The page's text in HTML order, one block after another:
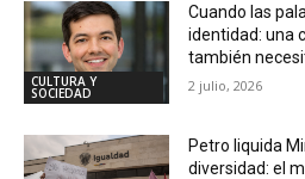
CULTURA Y
SOCIEDAD
Cuando las
identidad: una
también
2 julio, 2026
Petro liquida
diversidad: el